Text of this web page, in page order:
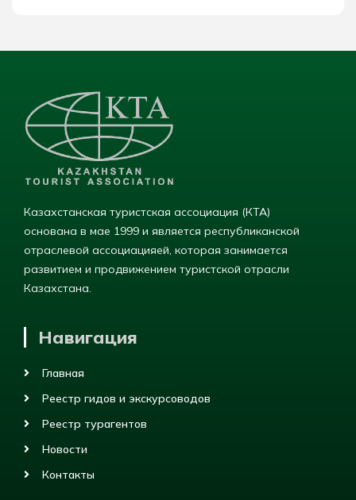
Казахстанская туристская ассоциация (КТА)
основана в мае 1999 и является республиканской
отраслевой ассоциацияей, которая занимается
развитием и продвижением туристской отрасли
Казахстана.
Навигация
Главная
Реестр гидов и экскурсоводов
Реестр турагентов
Новости
Контакты